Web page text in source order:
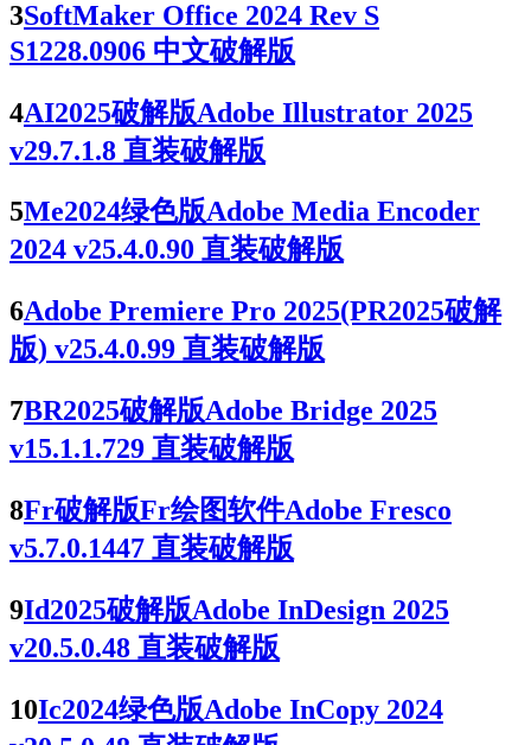
3SoftMaker Office 2024 Rev S
S1228.0906 中文破解版
4AI2025破解版Adobe Illustrator 2025
v29.7.1.8 直装破解版
5Me2024绿色版Adobe Media Encoder
2024 v25.4.0.90 直装破解版
6Adobe Premiere Pro 2025(PR2025破解
版) v25.4.0.99 直装破解版
7BR2025破解版Adobe Bridge 2025
v15.1.1.729 直装破解版
8Fr破解版Fr绘图软件Adobe Fresco
v5.7.0.1447 直装破解版
9Id2025破解版Adobe InDesign 2025
v20.5.0.48 直装破解版
10Ic2024绿色版Adobe InCopy 2024